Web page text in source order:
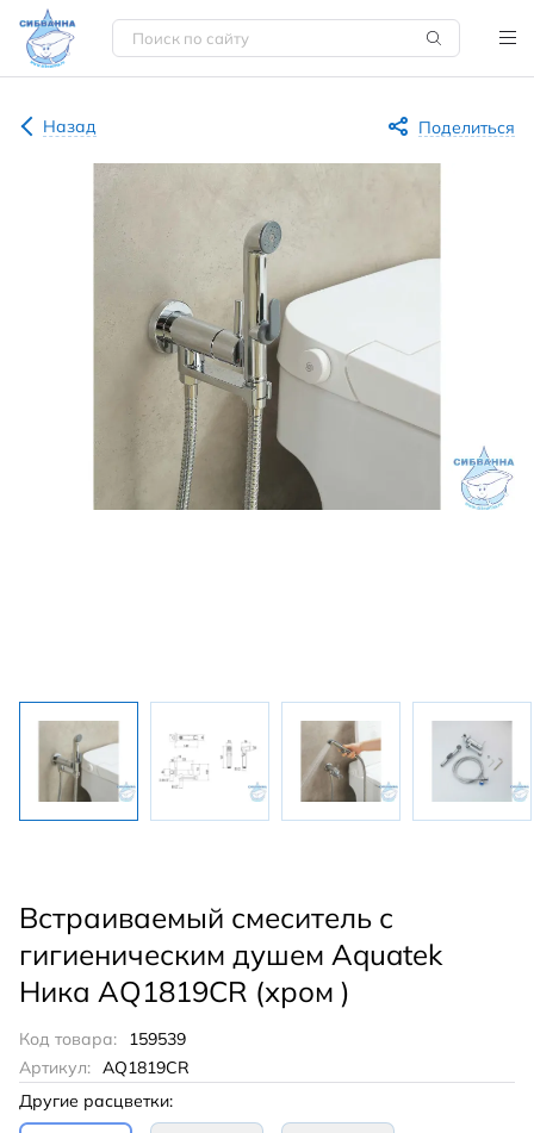
Назад Поделиться
Встраиваемый смеситель с
гигиеническим душем Aquatek
Ника AQ1819CR (хром )
Код товара:
159539
Артикул: AQ1819CR
Другие расцветки: